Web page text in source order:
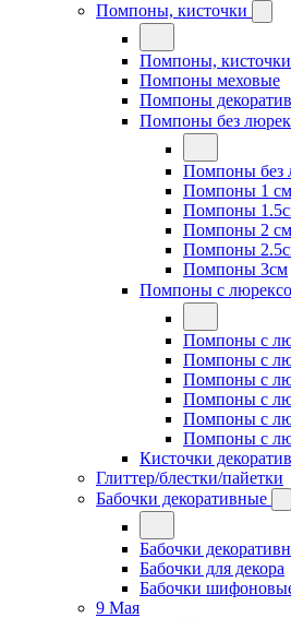
Помпоны, кисточки
Помпоны, кисточки
Помпоны меховые
Помпоны
Помпоны без
Помпоны без
Помпоны 1 см
Помпоны
Помпоны 2 см
Помпоны
Помпоны 3см
Помпоны с
Помпоны с
Помпоны с
Помпоны с
Помпоны с
Помпоны с
Помпоны с
Кисточки
Глиттер/блестки/пайетки
Бабочки декоративные
Бабочки
Бабочки для декора
Бабочки
9 Мая